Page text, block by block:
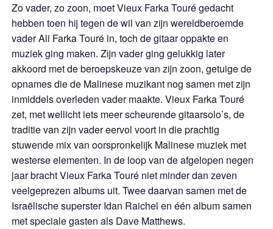
Zo vader, zo zoon, moet Vieux Farka Touré gedacht
hebben toen hij tegen de wil van zijn wereldberoemde
vader Ali Farka Touré in, toch de gitaar oppakte en
muziek ging maken. Zijn vader ging gelukkig later
akkoord met de beroepskeuze van zijn zoon, getuige de
opnames die de Malinese muzikant nog samen met zijn
inmiddels overleden vader maakte. Vieux Farka Touré
zet, met wellicht iets meer scheurende gitaarsolo’s, de
traditie van zijn vader eervol voort in die prachtig
stuwende mix van oorspronkelijk Malinese muziek met
westerse elementen. In de loop van de afgelopen negen
jaar bracht Vieux Farka Touré niet minder dan zeven
veelgeprezen albums uit. Twee daarvan samen met de
Israëlische superster Idan Raichel en één album samen
met speciale gasten als Dave Matthews.